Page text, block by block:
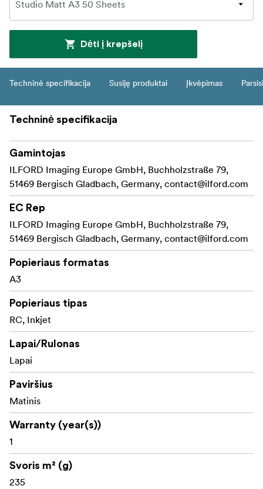
Dėti į krepšelį
Techninė specifikacija Susiję produktai Įkvėpimas
Techninė specifikacija
Gamintojas
ILFORD Imaging Europe GmbH, Buchholzstraße 79,
51469 Bergisch Gladbach, Germany, contact@ilford.com
EC Rep
ILFORD Imaging Europe GmbH, Buchholzstraße 79,
51469 Bergisch Gladbach, Germany, contact@ilford.com
Popieriaus formatas
A3
Popieriaus tipas
RC, Inkjet
Lapai/Rulonas
Lapai
Paviršius
Matinis
Warranty (year(s))
1
Svoris m² (g)
235